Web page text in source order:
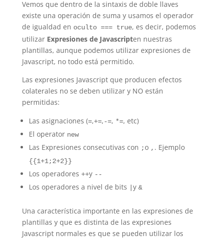
Vemos que dentro de la sintaxis de doble llaves
existe una operación de suma y usamos el operador
de igualdad en oculto === true, es decir, podemos
utilizar Expresiones de Javascripten nuestras
plantillas, aunque podemos utilizar expresiones de
Javascript, no todo está permitido.
Las expresiones Javascript que producen efectos
colaterales no se deben utilizar y NO están
permitidas:
Las asignaciones (=,+=,-=, *=, etc)
El operator new
Las Expresiones consecutivas con ;o , . Ejemplo
{{1+1;2+2}}
Los operadores ++y --
Los operadores a nivel de bits y &
Una característica importante en las expresiones de
plantillas y que es distinta de las expresiones
Javascript normales es que se pueden utilizar los